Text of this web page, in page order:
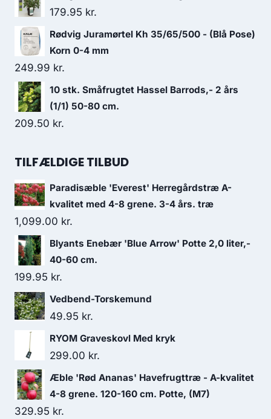
179.95 kr.
Rødvig Juramørtel Kh 35/65/500 - (Blå Pose)
Korn 0-4 mm
249.99 kr.
10 stk. Småfrugtet Hassel Barrods,- 2 års
(1/1) 50-80 cm.
209.50 kr.
TILFÆLDIGE TILBUD
Paradisæble 'Everest' Herregårdstræ A-
kvalitet med 4-8 grene. 3-4 års. træ
1,099.00 kr.
Blyants Enebær 'Blue Arrow' Potte 2,0 liter,-
40-60 cm.
199.95 kr.
Vedbend-Torskemund
49.95 kr.
RYOM Graveskovl Med kryk
299.00 kr.
Æble 'Rød Ananas' Havefrugttræ - A-kvalitet
4-8 grene. 120-160 cm. Potte, (M7)
329.95 kr.